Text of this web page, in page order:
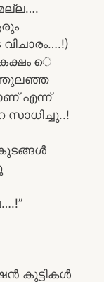
െ
എന്ന്
സാധിച്ചു..!
കുടങ്ങൾ
കുട്ടികൾ